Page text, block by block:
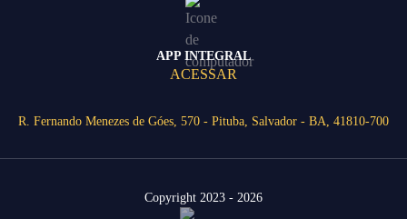
APP INTEGRAL
ACESSAR
R. Fernando Menezes de Góes, 570 - Pituba, Salvador - BA, 41810-700
Copyright 2023 - 2026